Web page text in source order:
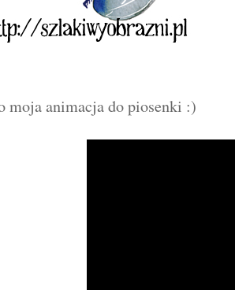
moja animacja do piosenki :)